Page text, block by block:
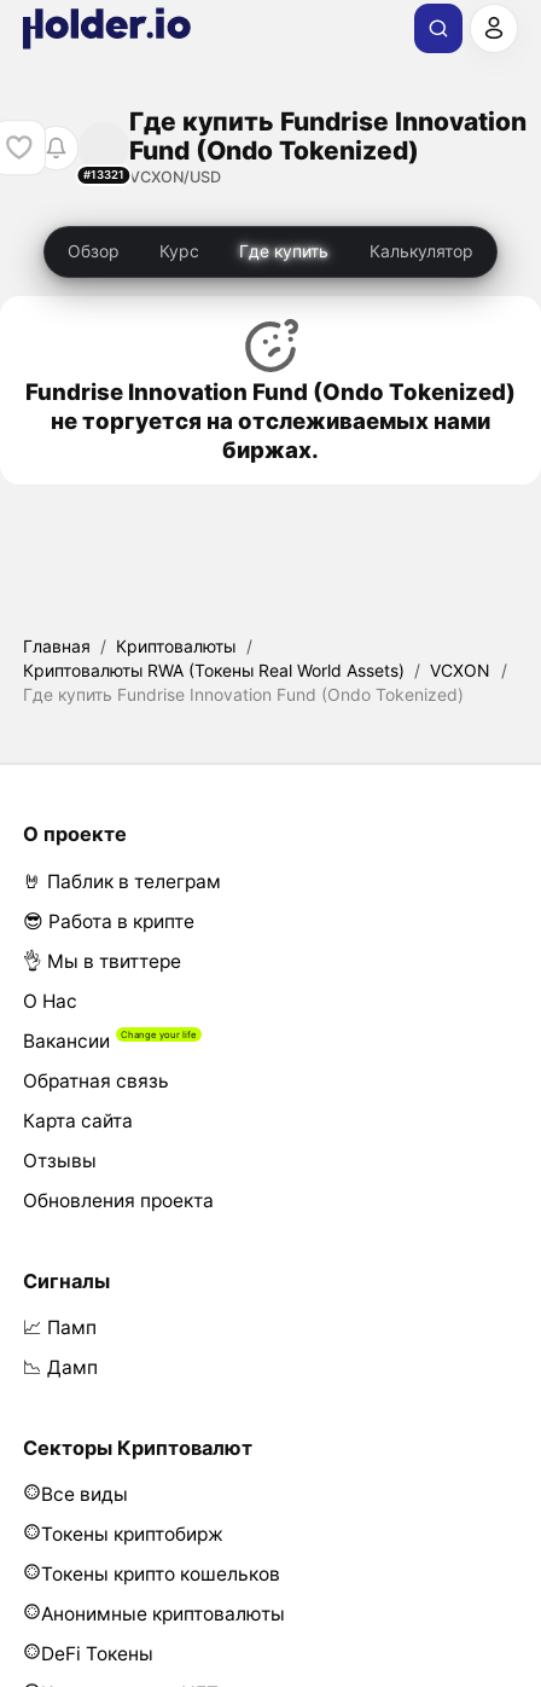
#13321
Где купить Fundrise Innovation
Fund (Ondo Tokenized)
VCXON/USD
Обзор Курс Где купить Калькулятор
Fundrise Innovation Fund (Ondo Tokenized)
не торгуется на отслеживаемых нами
биржах.
Главная / Криптовалюты /
Криптовалюты RWA (Токены Real World Assets) / VCXON
/
Где купить Fundrise Innovation Fund (Ondo Tokenized)
О проекте
🤘 Паблик в телеграм
😎 Работа в крипте
👌 Мы в твиттере
О Нас
Вакансии
Обратная связь
Карта сайта
Отзывы
Обновления проекта
Сигналы
📈 Памп
📉 Дамп
Секторы Криптовалют
Все виды
Токены криптобирж
Токены крипто кошельков
Анонимные криптовалюты
DeFi Токены